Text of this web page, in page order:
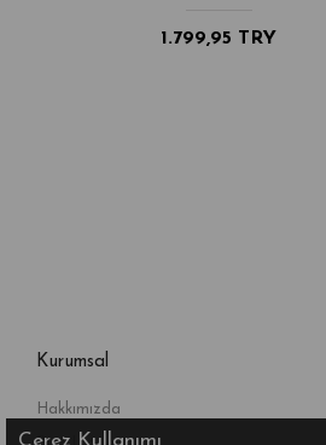
1.799,95 TRY
Kurumsal
Hakkımızda
Çerez Kullanımı